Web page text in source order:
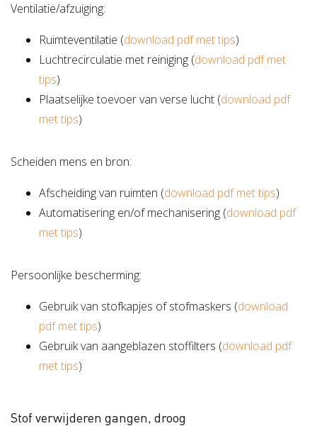
Ventilatie/afzuiging:
Ruimteventilatie (download pdf met tips)
Luchtrecirculatie met reiniging (download pdf met
tips)
Plaatselijke toevoer van verse lucht (download pdf
met tips)
Scheiden mens en bron:
Afscheiding van ruimten (download pdf met tips)
Automatisering en/of mechanisering (download pdf
met tips)
Persoonlijke bescherming:
Gebruik van stofkapjes of stofmaskers (download
pdf met tips)
Gebruik van aangeblazen stoffilters (download pdf
met tips)
Stof verwijderen gangen, droog